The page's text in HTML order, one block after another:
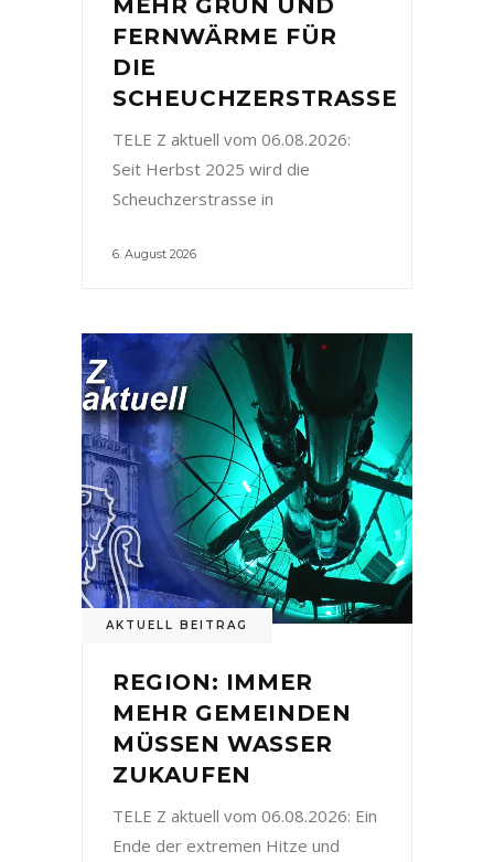
MEHR GRÜN UND
FERNWÄRME FÜR
DIE
SCHEUCHZERSTRASSE
TELE Z aktuell vom 06.08.2026:
Seit Herbst 2025 wird die
Scheuchzerstrasse in
6. August 2026
AKTUELL BEITRAG
REGION: IMMER
MEHR GEMEINDEN
MÜSSEN WASSER
ZUKAUFEN
TELE Z aktuell vom 06.08.2026: Ein
Ende der extremen Hitze und